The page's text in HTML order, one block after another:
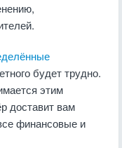
будет трудно.
этим
доставит вам
финансовые и